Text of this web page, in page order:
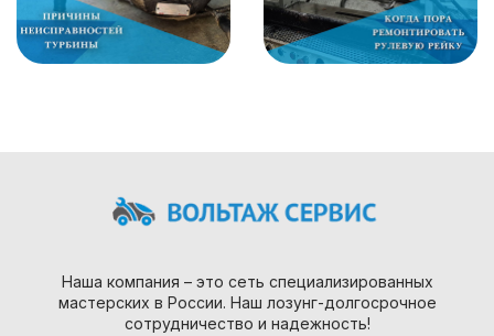
Наша компания – это сеть специализированных
мастерских в России. Наш лозунг-долгосрочное
сотрудничество и надежность!